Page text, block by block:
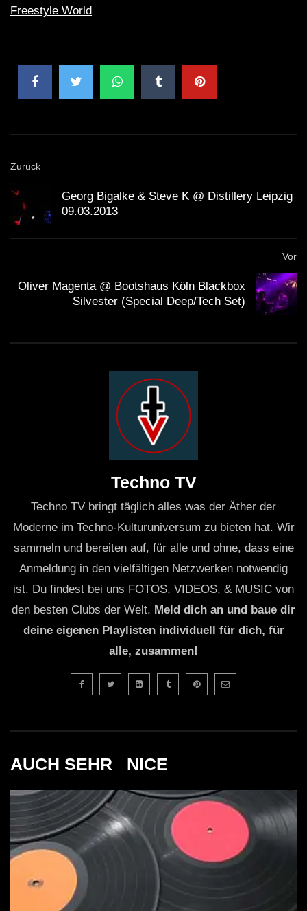
Freestyle World
Zurück
Georg Bigalke & Steve K @ Distillery Leipzig
09.03.2013
Vor
Oliver Magenta @ Bootshaus Köln Blackbox
Silvester (Special Deep/Tech Set)
Techno TV
Techno TV bringt täglich alles was der Äther der
Moderne im Techno-Kulturuniversum zu bieten hat. Wir
sammeln und bereiten auf, für alle und ohne, dass eine
Anmeldung in den vielfältigen Netzwerken notwendig
ist. Du findest bei uns FOTOS, VIDEOS, & MUSIC von
den besten Clubs der Welt. Meld dich an und baue dir
deine eigenen Playlisten individuell für dich, für
alle, zusammen!
AUCH SEHR _NICE